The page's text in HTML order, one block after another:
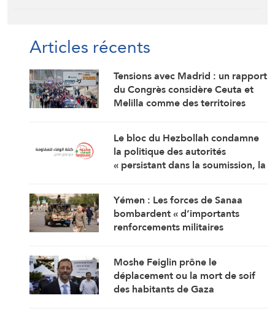
Articles récents
Tensions avec Madrid : un rapport
du Congrès considère Ceuta et
Melilla comme des territoires
Le bloc du Hezbollah condamne
la politique des autorités
« persistant dans la soumission, la
humiliantes »
Yémen : Les forces de Sanaa
bombardent « d’importants
renforcements militaires
attaque contre des régions
libérées
Moshe Feiglin prône le
déplacement ou la mort de soif
des habitants de Gaza